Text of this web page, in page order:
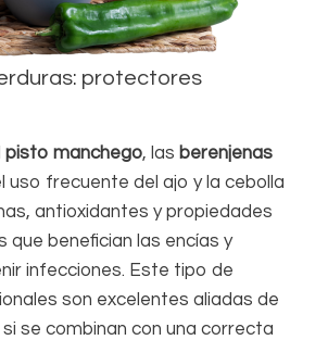
protectores
pisto manchego, las berenjenas
uso frecuente del ajo y la cebolla
antioxidantes y propiedades
que benefician las encías y
infecciones. Este tipo de
son excelentes aliadas de
si se combinan con una correcta